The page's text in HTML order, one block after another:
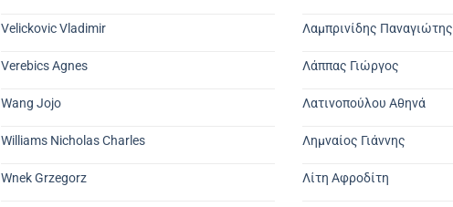
Velickovic Vladimir
Verebics Agnes
Wang Jojo
Williams Nicholas Charles
Wnek Grzegorz
Λαμπρινίδης Παναγιώτης
Λάππας Γιώργος
Λατινοπούλου Αθηνά
Λημναίος Γιάννης
Λίτη Αφροδίτη